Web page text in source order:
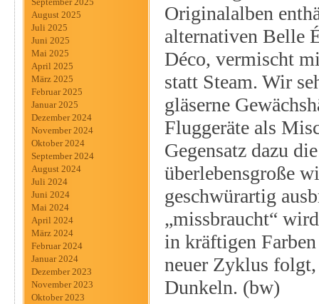
August 2025
Juli 2025
Juni 2025
Mai 2025
April 2025
März 2025
Februar 2025
Januar 2025
Dezember 2024
November 2024
Oktober 2024
September 2024
August 2024
Juli 2024
Juni 2024
Mai 2024
April 2024
März 2024
Februar 2024
Januar 2024
Dezember 2023
November 2023
Oktober 2023
Originalalben
alternativen Belle
Déco, vermischt
statt Steam. Wir
gläserne
Fluggeräte als
Gegensatz dazu
überlebensgroße
geschwürartig
„missbraucht“
in kräftigen
neuer Zyklus
Dunkeln. (bw)